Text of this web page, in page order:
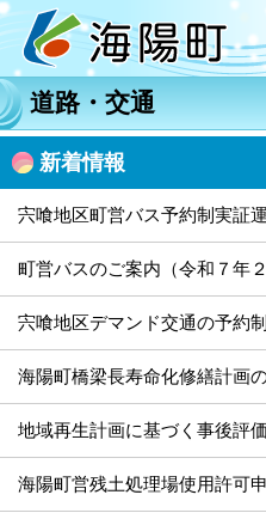
道路・交通
新着情報
町営バスのご案内（令和７年
宍喰地区デマンド交通の予約
海陽町橋梁長寿命化修繕計画
地域再生計画に基づく事後評
海陽町営残土処理場使用許可